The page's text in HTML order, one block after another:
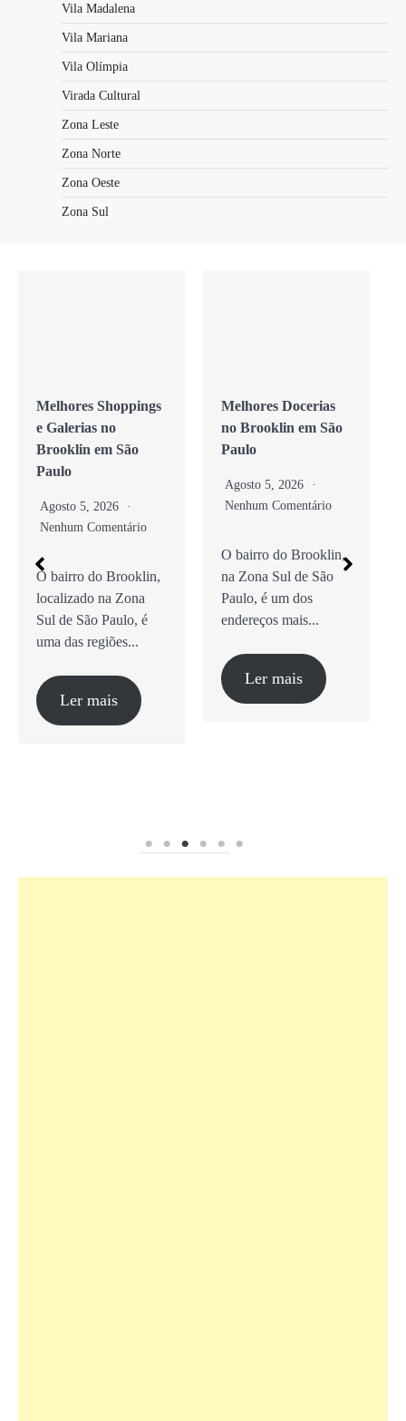
Vila Madalena
Vila Mariana
Vila Olímpia
Virada Cultural
Zona Leste
Zona Norte
Zona Oeste
Zona Sul
Melhores Shoppings
e Galerias no
Brooklin em São
Paulo
Agosto 5, 2026
Nenhum Comentário
O bairro do Brooklin,
localizado na Zona
Sul de São Paulo, é
uma das regiões...
Ler mais
Melhores Docerias
no Brooklin em São
Paulo
Agosto 5, 2026
Nenhum Comentário
O bairro do Brooklin,
na Zona Sul de São
Paulo, é um dos
endereços mais...
Ler mais